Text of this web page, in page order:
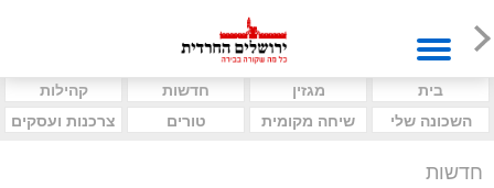
בית מגזין חדשות
קהילות
השכונה שלי
שיחה מקומית טורים צרכנות ועסקים
חדשות